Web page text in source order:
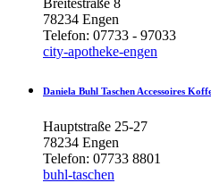
78234 Engen
Telefon: 07733 - 97033
city-apotheke-engen
Daniela Buhl Taschen Accessoires
Hauptstraße 25-27
78234 Engen
Telefon: 07733 8801
buhl-taschen